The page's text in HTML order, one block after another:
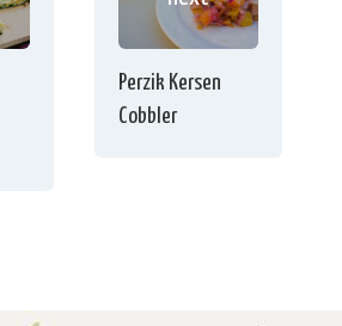
Perzik Kersen
Cobbler